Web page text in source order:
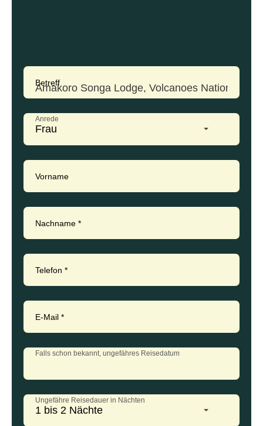
Betreff
Anrede
Frau
Vorname
Nachname *
Telefon *
E-Mail *
Falls schon bekannt, ungefähres Reisedatum
Ungefähre Reisedauer in Nächten
1 bis 2 Nächte